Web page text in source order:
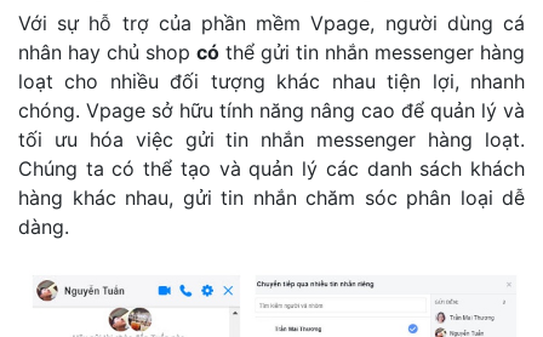
Với sự hỗ trợ của phần mềm Vpage, người dùng cá
nhân hay chủ shop có thể gửi tin nhắn messenger hàng
loạt cho nhiều đối tượng khác nhau tiện lợi, nhanh
chóng. Vpage sở hữu tính năng nâng cao để quản lý và
tối ưu hóa việc gửi tin nhắn messenger hàng loạt.
Chúng ta có thể tạo và quản lý các danh sách khách
hàng khác nhau, gửi tin nhắn chăm sóc phân loại dễ
dàng.